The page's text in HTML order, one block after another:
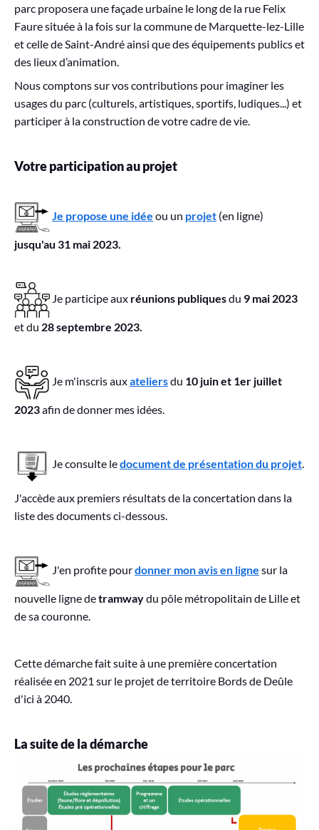
parc proposera une façade urbaine le long de la rue Felix
Faure située à la fois sur la commune de Marquette-lez-Lille
et celle de Saint-André ainsi que des équipements publics et
des lieux d’animation.
Nous comptons sur vos contributions pour imaginer les
usages du parc (culturels, artistiques, sportifs, ludiques...) et
participer à la construction de votre cadre de vie.
Votre participation au projet
Je propose une idée ou un projet (en ligne)
jusqu'au 31 mai 2023.
Je participe aux réunions publiquesdu 9 mai 2023
etdu 28 septembre 2023.
Je m'inscris auxateliersdu 10 juin et 1er juillet
2023afin de donner mes idées.
Je consulte ledocument de présentation du projet.
J'accède aux premiers résultats de la concertation dans la
liste des documents ci-dessous.
J'en profite pourdonner mon avis en ligne sur la
nouvelle ligne detramwaydu pôle métropolitain de Lille et
de sa couronne.
Cette démarche fait suite à une première concertation
réalisée en 2021 sur le projet de territoire Bords de Deûle
d'ici à 2040.
La suite de la démarche